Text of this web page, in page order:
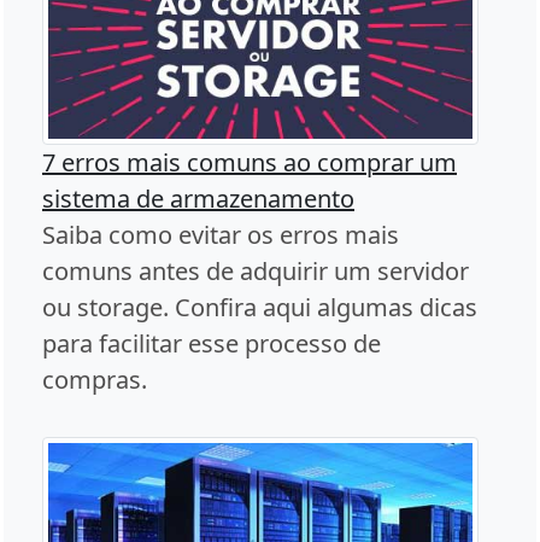
7 erros mais comuns ao comprar um
sistema de armazenamento
Saiba como evitar os erros mais
comuns antes de adquirir um servidor
ou storage. Confira aqui algumas dicas
para facilitar esse processo de
compras.